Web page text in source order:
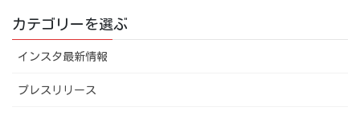
カテゴリーを選ぶ
インスタ最新情報
プレスリリース